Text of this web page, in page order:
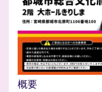
概要